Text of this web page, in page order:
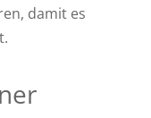
damit es